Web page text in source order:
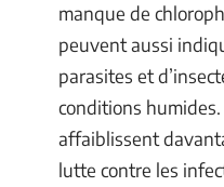
manque de
peuvent aussi
parasites et
conditions
affaiblissent
lutte contre les